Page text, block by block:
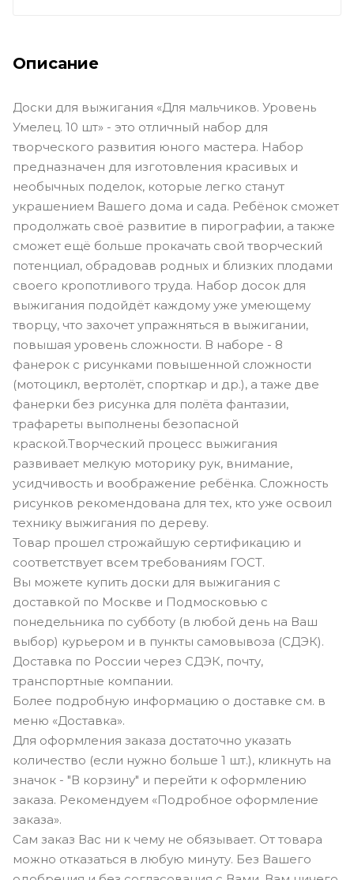
Описание
Доски для выжигания «Для мальчиков. Уровень
Умелец. 10 шт» - это отличный набор для
творческого развития юного мастера. Набор
предназначен для изготовления красивых и
необычных поделок, которые легко станут
украшением Вашего дома и сада. Ребёнок сможет
продолжать своё развитие в пирографии, а также
сможет ещё больше прокачать свой творческий
потенциал, обрадовав родных и близких плодами
своего кропотливого труда. Набор досок для
выжигания подойдёт каждому уже умеющему
творцу, что захочет упражняться в выжигании,
повышая уровень сложности. В наборе - 8
фанерок с рисунками повышенной сложности
(мотоцикл, вертолёт, спорткар и др.), а таже две
фанерки без рисунка для полёта фантазии,
трафареты выполнены безопасной
краской.Творческий процесс выжигания
развивает мелкую моторику рук, внимание,
усидчивость и воображение ребёнка. Сложность
рисунков рекомендована для тех, кто уже освоил
технику выжигания по дереву.
Товар прошел строжайшую сертификацию и
соответствует всем требованиям ГОСТ.
Вы можете купить доски для выжигания с
доставкой по Москве и Подмосковью с
понедельника по субботу (в любой день на Ваш
выбор) курьером и в пункты самовывоза (СДЭК).
Доставка по России через СДЭК, почту,
транспортные компании.
Более подробную информацию о доставке см. в
меню «Доставка».
Для оформления заказа достаточно указать
количество (если нужно больше 1 шт.), кликнуть на
значок - "В корзину" и перейти к оформлению
заказа. Рекомендуем «Подробное оформление
заказа».
Сам заказ Вас ни к чему не обязывает. От товара
можно отказаться в любую минуту. Без Вашего